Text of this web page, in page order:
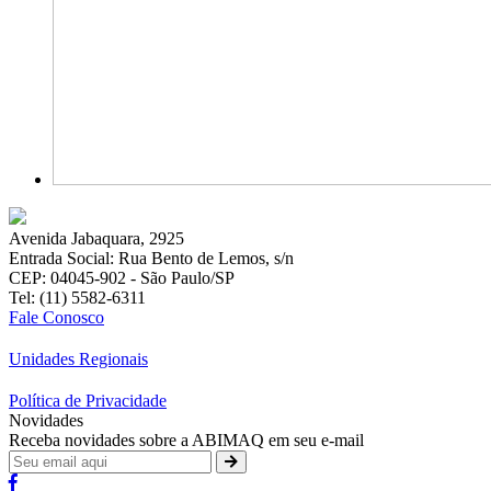
Avenida Jabaquara, 2925
Entrada Social: Rua Bento de Lemos, s/n
CEP: 04045-902 - São Paulo/SP
Tel: (11) 5582-6311
Fale Conosco
Unidades Regionais
Política de Privacidade
Novidades
Receba novidades sobre a ABIMAQ em seu e-mail